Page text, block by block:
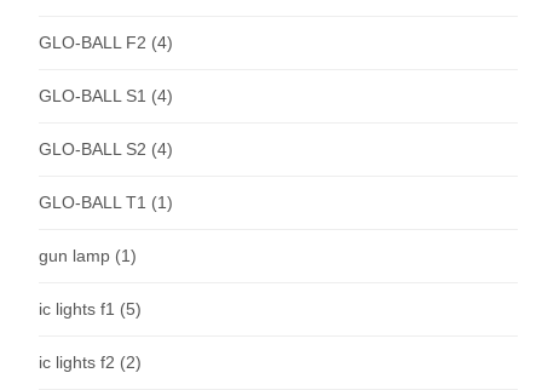
GLO-BALL F2 (4)
GLO-BALL S1 (4)
GLO-BALL S2 (4)
GLO-BALL T1 (1)
gun lamp (1)
ic lights f1 (5)
ic lights f2 (2)